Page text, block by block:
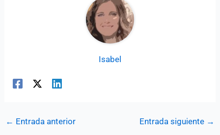
Isabel
← Entrada anterior Entrada siguiente →